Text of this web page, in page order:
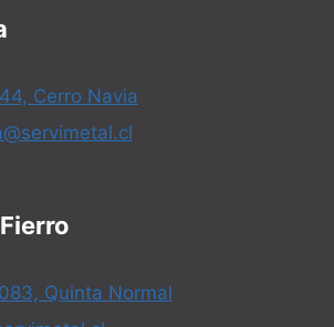
Cerro Navia
Quinta Normal